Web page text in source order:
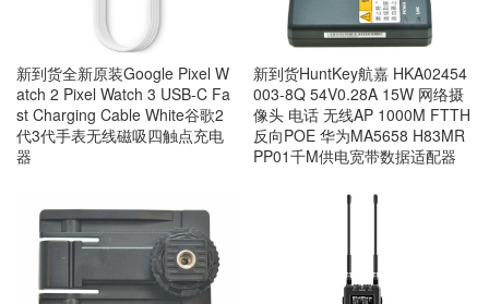
新到货全新原装Google Pixel W
atch 2 Pixel Watch 3 USB-C Fa
st Charging Cable White谷歌2
代3代手表无线磁吸四触点充电
器
新到货HuntKey航嘉 HKA02454
003-8Q 54V0.28A 15W 网络摄
像头 电话 无线AP 1000M FTTH
反向POE 华为MA5658 H83MR
PP01千M供电宽带数据适配器